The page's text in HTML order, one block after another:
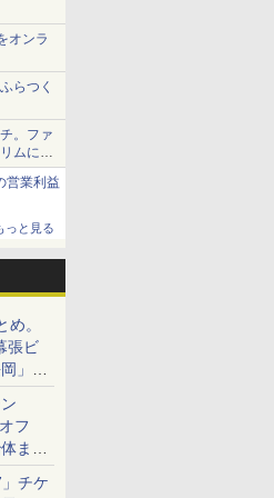
オンラ
らつく
。ファ
ムにま
営業利益
っと見る
。
張ビ
」な
！
フ
まと
」チケ